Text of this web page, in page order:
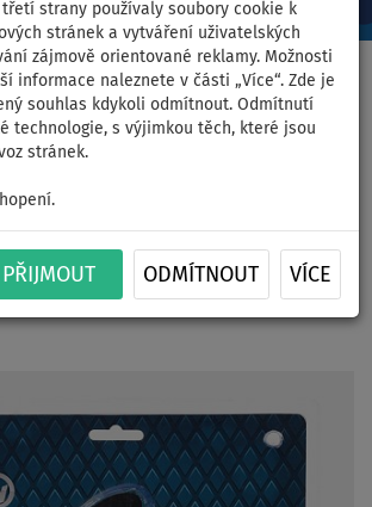
strany používaly soubory cookie k
stránek a vytváření uživatelských
zájmově orientované reklamy. Možnosti
informace naleznete v části „Více“. Zde je
souhlas kdykoli odmítnout. Odmítnutí
technologie, s výjimkou těch, které jsou
stránek.
ODMÍTNOUT VÍCE
lodní šroub
3-Blade, 44 – 55